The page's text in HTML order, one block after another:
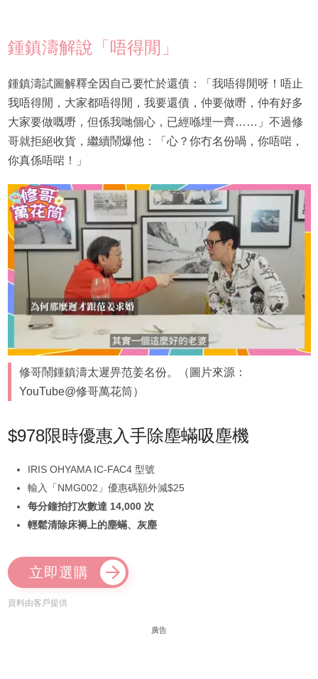
鍾鎮濤解說「唔得閒」
鍾鎮濤試圖解釋全因自己要忙於還債：「我唔得閒呀！唔止
我唔得閒，大家都唔得閒，我要還債，仲要做嘢，仲有好多
大家要做嘅嘢，但係我哋個心，已經喺埋一齊……」不過修
哥就拒絕收貨，繼續鬧爆他：「心？你冇名份喎，你唔啱，
你真係唔啱！」
修哥鬧鍾鎮濤太遲畀范姜名份。（圖片來源：
YouTube@修哥萬花筒）
$978限時優惠入手除塵蟎吸塵機
IRIS OHYAMA IC-FAC4 型號
輸入「NMG002」優惠碼額外減$25
每分鐘拍打次數達 14,000 次
輕鬆清除床褥上的塵蟎、灰塵
立即選購
資料由客戶提供
廣告